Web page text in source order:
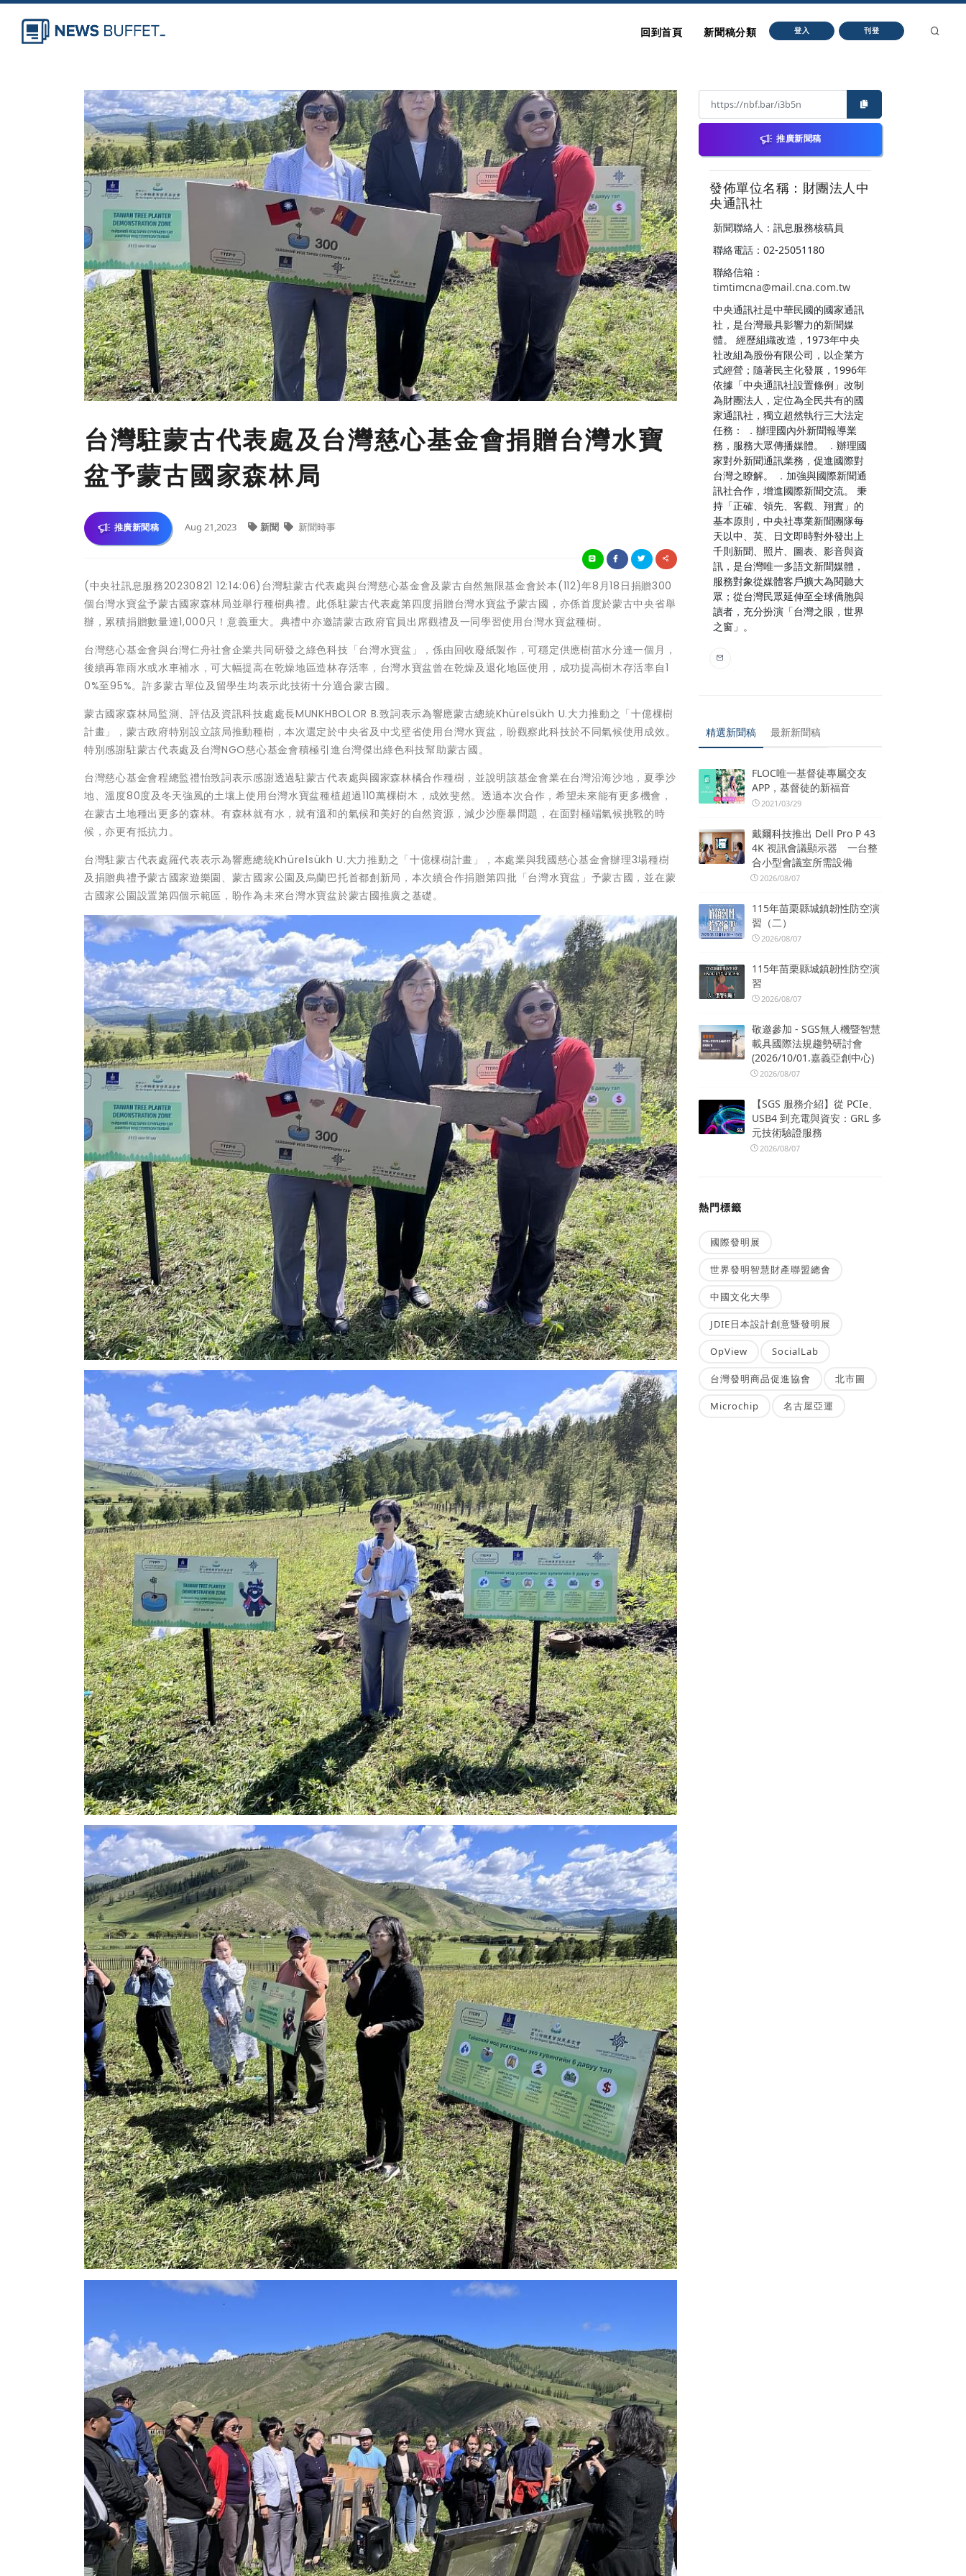
回到首頁 新聞稿分類 登入 刊登
台灣駐蒙古代表處及台灣慈心基金會捐贈台灣水寶
盆予蒙古國家森林局
推廣新聞稿 Aug 21,2023 新聞 新聞時事
(中央社訊息服務20230821 12:14:06)台灣駐蒙古代表處與台灣慈心基金會及蒙古自然無限基金會於本(112)年8月18日捐贈300
個台灣水寶盆予蒙古國家森林局並舉行種樹典禮。此係駐蒙古代表處第四度捐贈台灣水寶盆予蒙古國，亦係首度於蒙古中央省舉
辦，累積捐贈數量達1,000只！意義重大。典禮中亦邀請蒙古政府官員出席觀禮及一同學習使用台灣水寶盆種樹。
台灣慈心基金會與台灣仁舟社會企業共同研發之綠色科技「台灣水寶盆」，係由回收廢紙製作，可穩定供應樹苗水分達一個月，
後續再靠雨水或水車補水，可大幅提高在乾燥地區造林存活率，台灣水寶盆曾在乾燥及退化地區使用，成功提高樹木存活率自1
0%至95%。許多蒙古單位及留學生均表示此技術十分適合蒙古國。
蒙古國家森林局監測、評估及資訊科技處處長MUNKHBOLOR B.致詞表示為響應蒙古總統Khürelsükh U.大力推動之「十億棵樹
計畫」，蒙古政府特別設立該局推動種樹，本次選定於中央省及中戈壁省使用台灣水寶盆，盼觀察此科技於不同氣候使用成效。
特別感謝駐蒙古代表處及台灣NGO慈心基金會積極引進台灣傑出綠色科技幫助蒙古國。
台灣慈心基金會程總監禮怡致詞表示感謝透過駐蒙古代表處與國家森林橘合作種樹，並說明該基金會業在台灣沿海沙地，夏季沙
地、溫度80度及冬天強風的土壤上使用台灣水寶盆種植超過110萬棵樹木，成效斐然。透過本次合作，希望未來能有更多機會，
在蒙古土地種出更多的森林。有森林就有水，就有溫和的氣候和美好的自然資源，減少沙塵暴問題，在面對極端氣候挑戰的時
候，亦更有抵抗力。
台灣駐蒙古代表處羅代表表示為響應總統Khürelsükh U.大力推動之「十億棵樹計畫」，本處業與我國慈心基金會辦理3場種樹
及捐贈典禮予蒙古國家遊樂園、蒙古國家公園及烏蘭巴托首都創新局，本次續合作捐贈第四批「台灣水寶盆」予蒙古國，並在蒙
古國家公園設置第四個示範區，盼作為未來台灣水寶盆於蒙古國推廣之基礎。
推廣新聞稿
發佈單位名稱：財團法人中
央通訊社
新聞聯絡人：訊息服務核稿員
聯絡電話：02-25051180
聯絡信箱：
timtimcna@mail.cna.com.tw
中央通訊社是中華民國的國家通訊
社，是台灣最具影響力的新聞媒
體。 經歷組織改造，1973年中央
社改組為股份有限公司，以企業方
式經營；隨著民主化發展，1996年
依據「中央通訊社設置條例」改制
為財團法人，定位為全民共有的國
家通訊社，獨立超然執行三大法定
任務： ．辦理國內外新聞報導業
務，服務大眾傳播媒體。 ．辦理國
家對外新聞通訊業務，促進國際對
台灣之瞭解。 ．加強與國際新聞通
訊社合作，增進國際新聞交流。 秉
持「正確、領先、客觀、翔實」的
基本原則，中央社專業新聞團隊每
天以中、英、日文即時對外發出上
千則新聞、照片、圖表、影音與資
訊，是台灣唯一多語文新聞媒體，
服務對象從媒體客戶擴大為閱聽大
眾；從台灣民眾延伸至全球僑胞與
讀者，充分扮演「台灣之眼，世界
之窗」。
精選新聞稿 最新新聞稿
FLOC唯一基督徒專屬交友
APP，基督徒的新福音
2021/03/29
戴爾科技推出 Dell Pro P 43
4K 視訊會議顯示器 一台整
合小型會議室所需設備
2026/08/07
115年苗栗縣城鎮韌性防空演
習（二）
2026/08/07
115年苗栗縣城鎮韌性防空演
習
2026/08/07
敬邀參加 - SGS無人機暨智慧
載具國際法規趨勢研討會
(2026/10/01.嘉義亞創中心)
2026/08/07
【SGS 服務介紹】從 PCIe、
USB4 到充電與資安：GRL 多
元技術驗證服務
2026/08/07
熱門標籤
國際發明展
世界發明智慧財產聯盟總會
中國文化大學
JDIE日本設計創意暨發明展
OpView SocialLab
台灣發明商品促進協會 北市圖
Microchip 名古屋亞運